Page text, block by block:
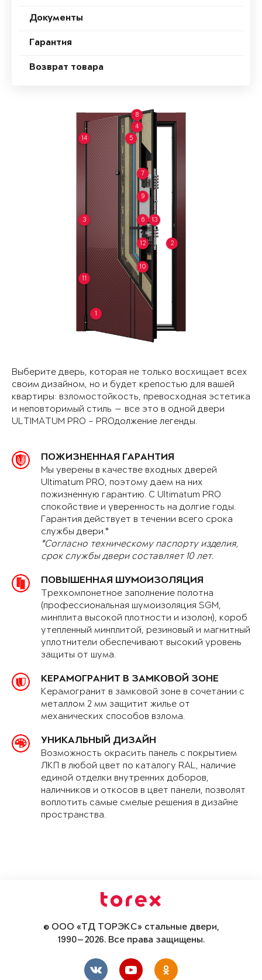
Документы
Гарантия
Возврат товара
1
2
3
4
5
6
7
8
9
10
11
12
13
14
Выберите дверь, которая не только восхищает всех
своим дизайном, но и будет крепостью для вашей
квартиры: взломостойкость, превосходная эстетика
и неповторимый стиль — все это в одной двери
ULTIMATUM PRO – PROдолжение легенды.
ПОЖИЗНЕННАЯ ГАРАНТИЯ
Мы уверены в качестве входных дверей
Ultimatum PRO, поэтому даем на них
пожизненную гарантию. С Ultimatum PRO
спокойствие и уверенность на долгие годы.
Гарантия действует в течении всего срока
службы двери.*
*Согласно техническому паспорту изделия,
срок службы двери составляет 10 лет.
ПОВЫШЕННАЯ ШУМОИЗОЛЯЦИЯ
Трехкомпонетное заполнение полотна
(профессиональная шумоизоляция SGM,
минплита высокой плотности и изолон), короб
утепленный минплитой, резиновый и магнитный
уплотнители обеспечивают высокий уровень
защиты от шума.
КЕРАМОГРАНИТ В ЗАМКОВОЙ ЗОНЕ
Керамогранит в замковой зоне в сочетании с
металлом 2 мм защитит жилье от
механических способов взлома.
УНИКАЛЬНЫЙ ДИЗАЙН
Возможность окрасить панель с покрытием
ЛКП в любой цвет по каталогу RAL, наличие
единой отделки внутренних доборов,
наличников и откосов в цвет панели, позволят
воплотить самые смелые решения в дизайне
пространства.
© ООО «ТД ТОРЭКС» стальные двери,
1990—2026. Все права защищены.